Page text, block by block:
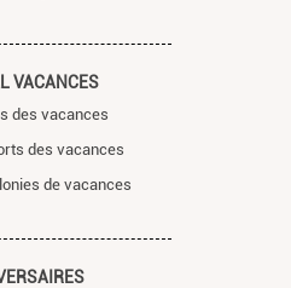
VACANCES
des vacances
des vacances
de vacances